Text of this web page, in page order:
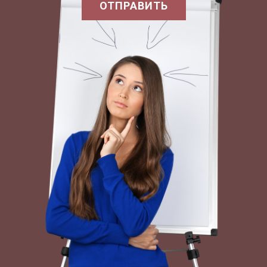
Взаимодействия региональных и центральных
органов власти в 1992 - 1993 годах
определялись в основном стремлением центра
к системному реформированию экономики, а
регионов - к защите от 'негативных'
последствий реформ. При этом часть регионов
стремилась максимально использовать
возникающие в процессе реформ возможности
для экономического продвижения, другая часть
пыталась скорректировать само направление
экономического реформирования. Эти
взаимодействия проходят в весьма сложной
политической обстановке открытой
конфронтации примерно равных по
потенциальным возможностям ветвей власти,
в условиях ослабленности институтов
ОТПРАВИТЬ